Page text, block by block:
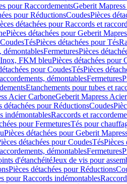
pour RaccordementsGeberit
pour RéductionsCoudesPièces
détachées pour Raccords et
Pièces détachées pour Geberit
TésPièces détachées pour Tés
démontablesFermeturesPièces
FKM bleuPièces détachées pour
pour CoudesTésPièces
démontablesFermetures
Etanchements pour tubes et
Acier CarboneGeberit Mapress
détachées pour RéductionsCoudes
indémontablesRaccords et
pour FermeturesTés pour
Pièces détachées pour Geberit
détachées pour CoudesTésPièces
démontablesFermetures
d'étanchéitéJeux de vis pour
Pièces détachées pour Réductions
pour Raccords indémontables